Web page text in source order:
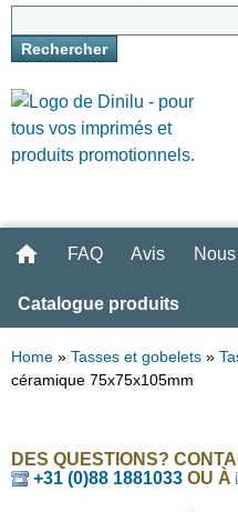
FAQ Avis
Catalogue produits
Home » Tasses et gobelets »
céramique 75x75x105mm
DES QUESTIONS?
+31 (0)88 1881033 OU À